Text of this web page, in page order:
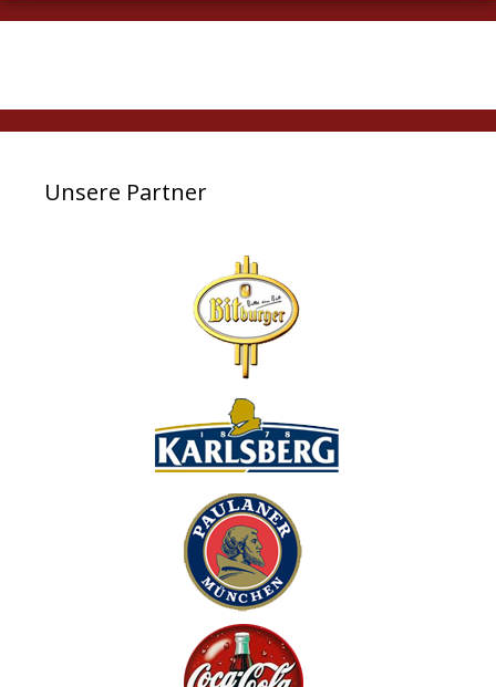
Unsere Partner